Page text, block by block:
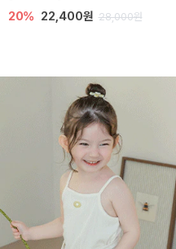
20% 22,400원 28,000원